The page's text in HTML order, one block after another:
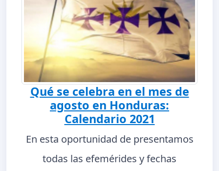
Qué se celebra en el mes de
agosto en Honduras:
Calendario 2021
En esta oportunidad de presentamos
todas las efemérides y fechas